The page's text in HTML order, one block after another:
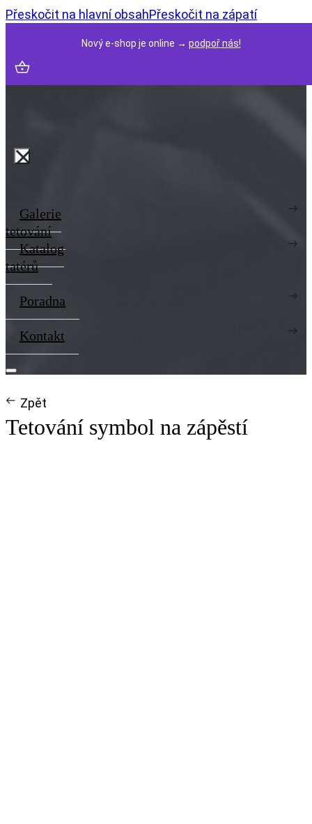
Přeskočit na hlavní obsahPřeskočit na zápatí
Nový e-shop je online → podpoř nás!
Galerie
tetování
Katalog
tatérů
Poradna
Kontakt
Zpět
Tetování symbol na zápěstí